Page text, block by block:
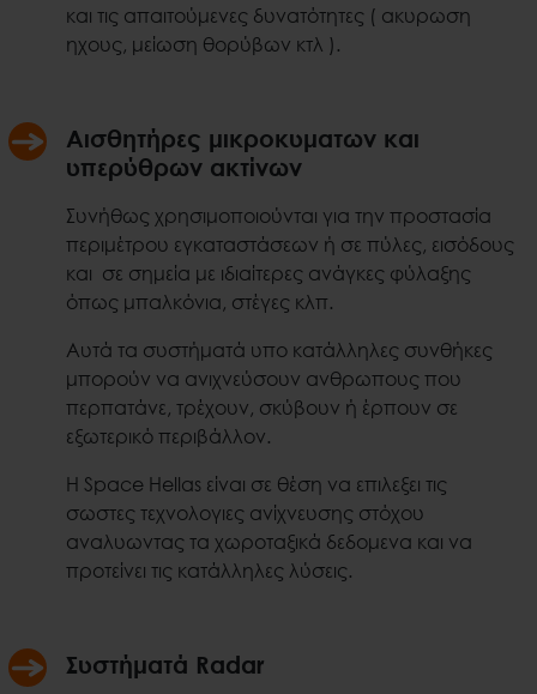
και τις απαιτούμενες δυνατότητες ( ακυρωση
ηχους, μείωση θορύβων κτλ ).
Αισθητήρες μικροκυματων και
υπερύθρων ακτίνων
Συνήθως χρησιμοποιούνται για την προστασία
περιμέτρου εγκαταστάσεων ή σε πύλες, εισόδους
και σε σημεία με ιδιαίτερες ανάγκες φύλαξης
όπως μπαλκόνια, στέγες κλπ.
Αυτά τα συστήματά υπο κατάλληλες συνθήκες
μπορούν να ανιχνεύσουν ανθρωπους που
περπατάνε, τρέχουν, σκύβουν ή έρπουν σε
εξωτερικό περιβάλλον.
Η Space Hellas είναι σε θέση να επιλεξει τις
σωστες τεχνολογιες ανίχνευσης στόχου
αναλυωντας τα χωροταξικά δεδομενα και να
προτείνει τις κατάλληλες λύσεις.
Συστήματά Radar